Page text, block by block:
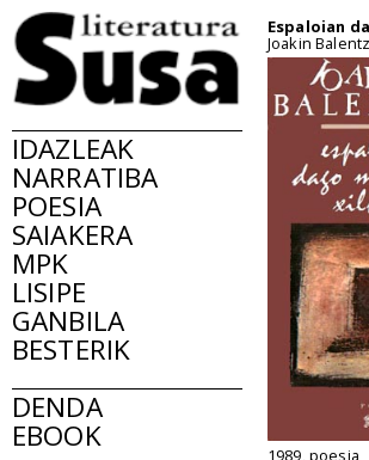
IDAZLEAK
NARRATIBA
POESIA
SAIAKERA
MPK
LISIPE
GANBILA
BESTERIK
DENDA
EBOOK
Espaloian
Joakin
1989, poesia